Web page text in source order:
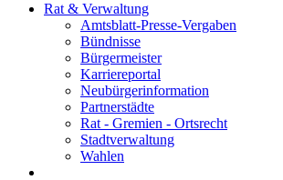
Rat & Verwaltung
Amtsblatt-Presse-Vergaben
Bündnisse
Bürgermeister
Karriereportal
Neubürgerinformation
Partnerstädte
Rat - Gremien - Ortsrecht
Stadtverwaltung
Wahlen